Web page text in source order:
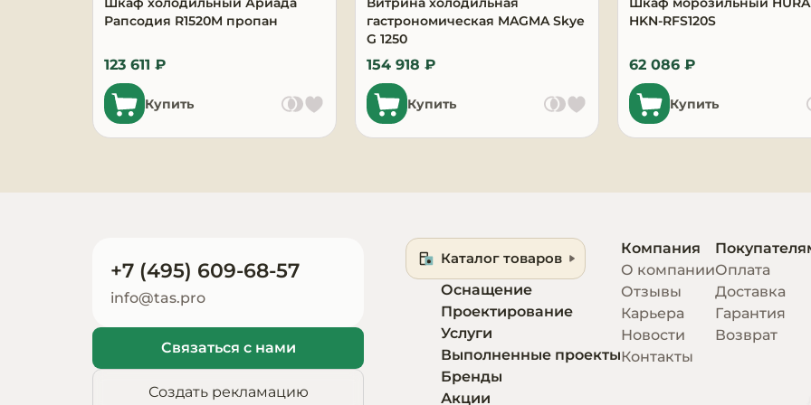
Запчасти для
Рапсодия R1520M пропан
123 611 ₽
Купить
гастрономическая MAGMA Skye
G 1250
154 918 ₽
Купить
HKN-RFS120S
62 086 ₽
Купить
+7 (495) 609-68-57
info@tas.pro
Связаться с нами
Создать рекламацию
Каталог товаров
Оснащение
Проектирование
Услуги
Выполненные проекты
Бренды
Акции
Компания
О компании
Отзывы
Карьера
Новости
Контакты
Оплата
Доставка
Гарантия
Возврат